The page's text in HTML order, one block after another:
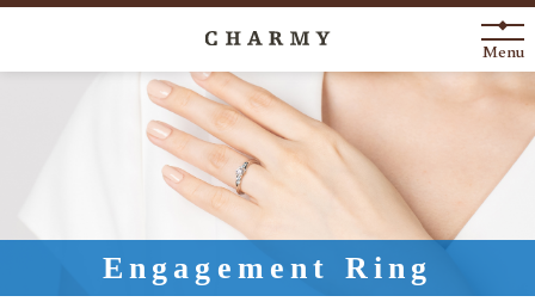
New Arrival
About
Engagement Ring
Marriage Ring
Menu
Engagement Ring